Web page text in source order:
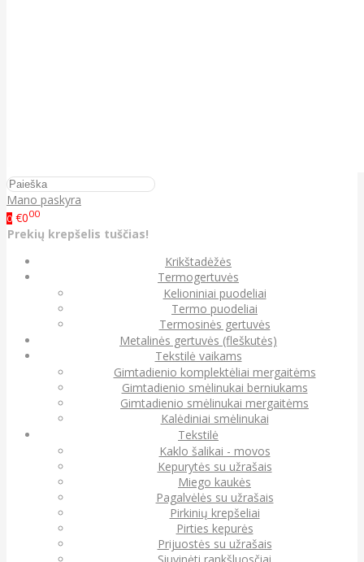
Mano paskyra
0 €000
Prekių krepšelis tuščias!
Krikštadėžės
Termogertuvės
Kelioniniai puodeliai
Termo puodeliai
Termosinės gertuvės
Metalinės gertuvės (fleškutės)
Tekstilė vaikams
Gimtadienio komplektėliai mergaitėms
Gimtadienio smėlinukai berniukams
Gimtadienio smėlinukai mergaitėms
Kalėdiniai smėlinukai
Tekstilė
Kaklo šalikai - movos
Kepurytės su užrašais
Miego kaukės
Pagalvėlės su užrašais
Pirkinių krepšeliai
Pirties kepurės
Prijuostės su užrašais
Siuvinėti rankšluosčiai